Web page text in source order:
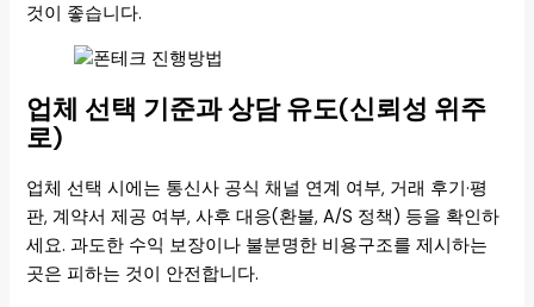
것이 좋습니다.
업체 선택 기준과 상담 유도(신뢰성 위주
로)
업체 선택 시에는 통신사 공식 채널 연계 여부, 거래 후기·평
판, 계약서 제공 여부, 사후 대응(환불, A/S 정책) 등을 확인하
세요. 과도한 수익 보장이나 불분명한 비용구조를 제시하는
곳은 피하는 것이 안전합니다.